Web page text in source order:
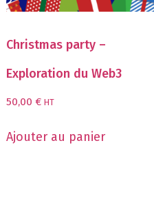
Christmas party –
Exploration du Web3
50,00 € HT
Ajouter au panier